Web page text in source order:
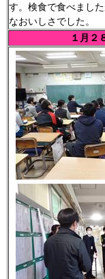
す。検食で食べまし
なおいしさでした。
１月